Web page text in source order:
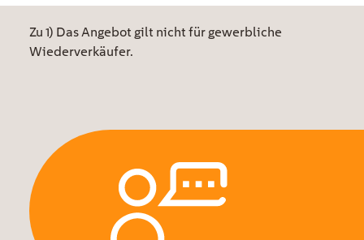
Zu 1) Das Angebot gilt nicht für gewerbliche
Wiederverkäufer.